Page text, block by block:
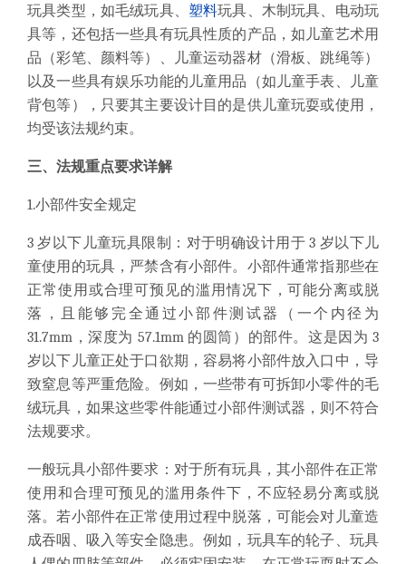
玩具类型，如毛绒玩具、 塑料玩具、木制玩具、电动玩
具等，还包括一些具有玩具性质的产品，如儿童艺术用
品（彩笔、颜料等）、儿童运动器材（滑板、跳绳等）
以及一些具有娱乐功能的儿童用品（如儿童手表、儿童
背包等），只要其主要设计目的是供儿童玩耍或使用，
均受该法规约束。
三、法规重点要求详解
1.小部件安全规定
3 岁以下儿童玩具限制：对于明确设计用于 3 岁以下儿
童使用的玩具，严禁含有小部件。小部件通常指那些在
正常使用或合理可预见的滥用情况下，可能分离或脱
落，且能够完全通过小部件测试器（一个内径为
31.7mm，深度为 57.1mm 的圆筒）的部件。这是因为 3
岁以下儿童正处于口欲期，容易将小部件放入口中，导
致窒息等严重危险。例如，一些带有可拆卸小零件的毛
绒玩具，如果这些零件能通过小部件测试器，则不符合
法规要求。
一般玩具小部件要求：对于所有玩具，其小部件在正常
使用和合理可预见的滥用条件下，不应轻易分离或脱
落。若小部件在正常使用过程中脱落，可能会对儿童造
成吞咽、吸入等安全隐患。例如，玩具车的轮子、玩具